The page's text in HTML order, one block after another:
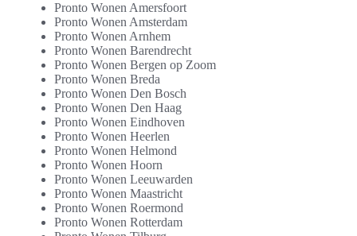
Pronto Wonen Amersfoort
Pronto Wonen Amsterdam
Pronto Wonen Arnhem
Pronto Wonen Barendrecht
Pronto Wonen Bergen op Zoom
Pronto Wonen Breda
Pronto Wonen Den Bosch
Pronto Wonen Den Haag
Pronto Wonen Eindhoven
Pronto Wonen Heerlen
Pronto Wonen Helmond
Pronto Wonen Hoorn
Pronto Wonen Leeuwarden
Pronto Wonen Maastricht
Pronto Wonen Roermond
Pronto Wonen Rotterdam